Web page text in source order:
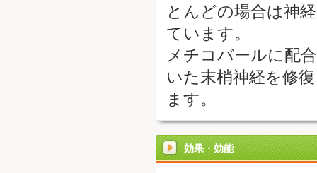
とんどの場合は神
ています。
メチコバールに配
いた末梢神経を修
ます。
効果・効能